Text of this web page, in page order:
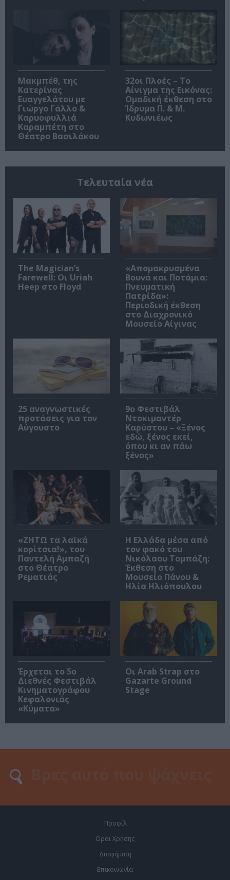
Μακμπέθ, της
Κατερίνας
Ευαγγελάτου με
Γιώργο Γάλλο &
Καρυοφυλλιά
Καραμπέτη στο
Θέατρο Βασιλάκου
32οι Πλοές – Το
Αίνιγμα της Εικόνας:
Ομαδική έκθεση στο
Ίδρυμα Π. & Μ.
Κυδωνιέως
Τελευταία νέα
The Magician’s
Farewell: Οι Uriah
Heep στο Floyd
«Απομακρυσμένα
Βουνά και Ποτάμια:
Πνευματική
Πατρίδα»:
Περιοδική έκθεση
στο Διαχρονικό
Μουσείο Αίγινας
25 αναγνωστικές
προτάσεις για τον
Αύγουστο
9ο Φεστιβάλ
Ντοκιμαντέρ
Καρύστου – «Ξένος
εδώ, ξένος εκεί,
όπου κι αν πάω
ξένος»
«ΖΗΤΩ τα λαϊκά
κορίτσια!», του
Παντελή Αμπαζή
στο Θέατρο
Ρεματιάς
Η Ελλάδα μέσα από
τον φακό του
Νικόλαου Τομπάζη:
Έκθεση στο
Μουσείο Πάνου &
Ηλία Ηλιόπουλου
Έρχεται το 5ο
Διεθνές Φεστιβάλ
Κινηματογράφου
Κεφαλονιάς
«Κύματα»
Οι Arab Strap στο
Gazarte Ground
Stage
Προφίλ
Οροι Χρήσης
Διαφήμιση
Επικοινωνία